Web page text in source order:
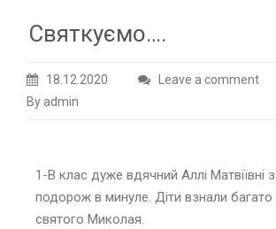
Святкуємо….
18.12.2020
Leave a comment
By admin
1-В клас дуже вдячний Аллі Матвіївні
подорож в минуле. Діти взнали
святого Миколая.